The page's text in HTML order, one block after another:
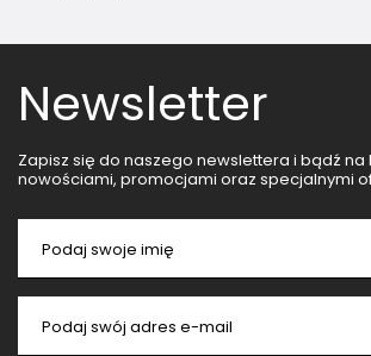
Newsletter
Zapisz się do naszego newslettera i bądź na
nowościami, promocjami oraz specjalnymi
Podaj swoje imię
Podaj swój adres e-mail